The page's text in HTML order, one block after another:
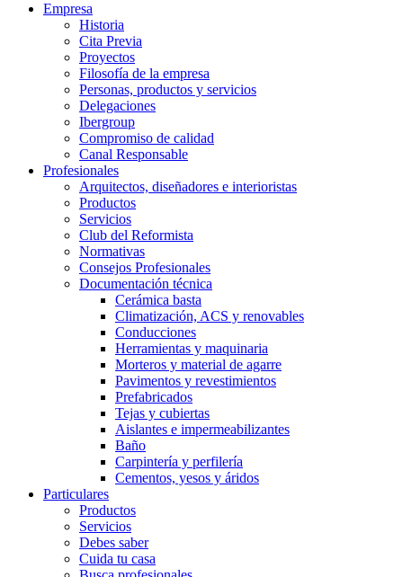
Empresa
Historia
Cita Previa
Proyectos
Filosofía de la empresa
Personas, productos y servicios
Delegaciones
Ibergroup
Compromiso de calidad
Canal Responsable
Profesionales
Arquitectos, diseñadores e interioristas
Productos
Servicios
Club del Reformista
Normativas
Consejos Profesionales
Documentación técnica
Cerámica basta
Climatización, ACS y renovables
Conducciones
Herramientas y maquinaria
Morteros y material de agarre
Pavimentos y revestimientos
Prefabricados
Tejas y cubiertas
Aislantes e impermeabilizantes
Baño
Carpintería y perfilería
Cementos, yesos y áridos
Particulares
Productos
Servicios
Debes saber
Cuida tu casa